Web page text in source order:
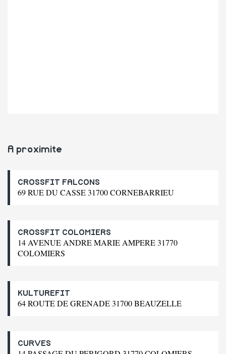
A proximite
CROSSFIT FALCONS
69 RUE DU CASSE 31700 CORNEBARRIEU
CROSSFIT COLOMIERS
14 AVENUE ANDRE MARIE AMPERE 31770
COLOMIERS
KULTUREFIT
64 ROUTE DE GRENADE 31700 BEAUZELLE
CURVES